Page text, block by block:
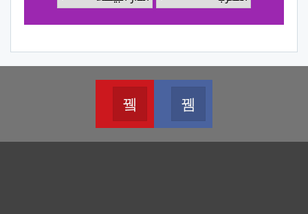
Facebook
Join us on Facebook